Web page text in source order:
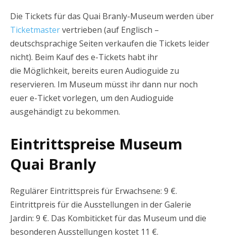
Die Tickets für das Quai Branly-Museum werden über
Ticketmastervertrieben (auf Englisch –
deutschsprachige Seiten verkaufen die Tickets leider
nicht). Beim Kauf des e-Tickets habt ihr
die Möglichkeit, bereits euren Audioguide zu
reservieren. Im Museum müsst ihr dann nur noch
euer e-Ticket vorlegen, um den Audioguide
ausgehändigt zu bekommen.
Eintrittspreise Museum
Quai Branly
Regulärer Eintrittspreis für Erwachsene: 9 €.
Eintrittpreis für die Ausstellungen in der Galerie
Jardin: 9 €. Das Kombiticket für das Museum und die
besonderen Ausstellungen kostet 11 €.